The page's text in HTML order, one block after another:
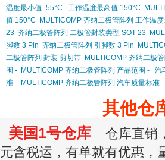
温度最小值 -55°C
工作温度最高值 150°C
值 150°C
MULTICOMP 齐纳二极管阵列 工作温
23 齐纳二极管阵列 二极管封装类型 SOT-23
脚数 3 Pin 齐纳二极管阵列 引脚数 3 Pin
二极管阵列 封装 剪切带 MULTICOMP 齐纳二极
围 - MULTICOMP 齐纳二极管阵列 产品范围 - 汽
准 - MULTICOMP 齐纳二极管阵列 汽车质量标准 -
其他仓
美国1号仓库 仓库直销
元含税运，有单就有优惠，